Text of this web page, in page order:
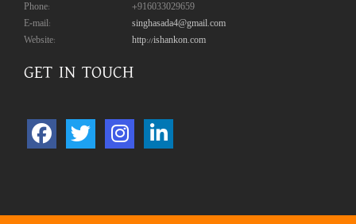
Phone:
+916033029659
E-mail:
singhasada4@gmail.com
Website:
http://ishankon.com
GET IN TOUCH